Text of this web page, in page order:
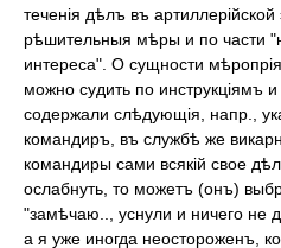
теченія дѣлъ въ
рѣшительныя мѣры и по части
интереса". О сущности
можно судить по инструкціямъ
содержали слѣдующія, напр.,
командиръ, въ службѣ же
командиры сами всякій свое
ослабнуть, то можетъ (онъ)
"замѣчаю.., уснули и ничего не
а я уже иногда неостороженъ,